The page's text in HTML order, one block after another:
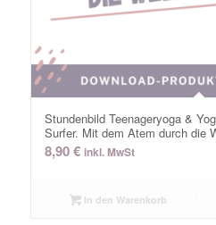
Stundenbild Teenageryoga &
Surfer. Mit dem Atem durch die
8,90€ inkl. MwSt
In den Warenkorb